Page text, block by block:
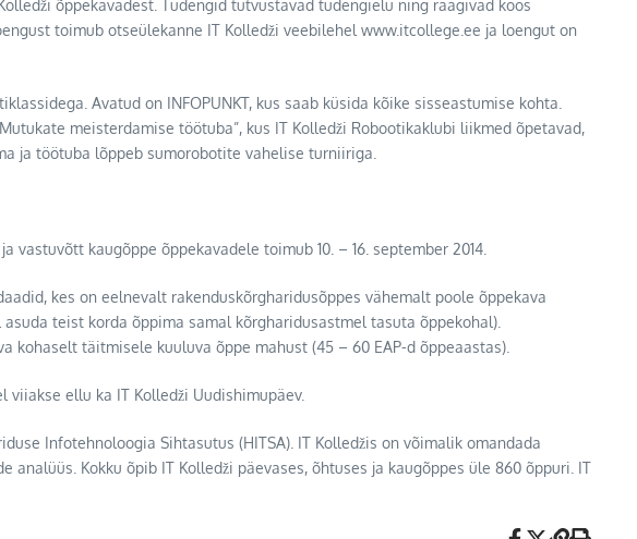
õppekavadest. Tudengid tutvustavad tudengielu ning räägivad koos
toimub otseülekanne IT Kolledži veebilehel www.itcollege.ee ja loengut on
Avatud on INFOPUNKT, kus saab küsida kõike sisseastumise kohta.
meisterdamise töötuba”, kus IT Kolledži Robootikaklubi liikmed õpetavad,
ja töötuba lõppeb sumorobotite vahelise turniiriga.
kaugõppe õppekavadele toimub 10. – 16. september 2014.
kes on eelnevalt rakenduskõrgharidusõppes vähemalt poole õppekava
teist korda õppima samal kõrgharidusastmel tasuta õppekohal).
täitmisele kuuluva õppe mahust (45 – 60 EAP-d õppeaastas).
ellu ka IT Kolledži Uudishimupäev.
Infotehnoloogia Sihtasutus (HITSA). IT Kolledžis on võimalik omandada
Kokku õpib IT Kolledži päevases, õhtuses ja kaugõppes üle 860 õppuri. IT